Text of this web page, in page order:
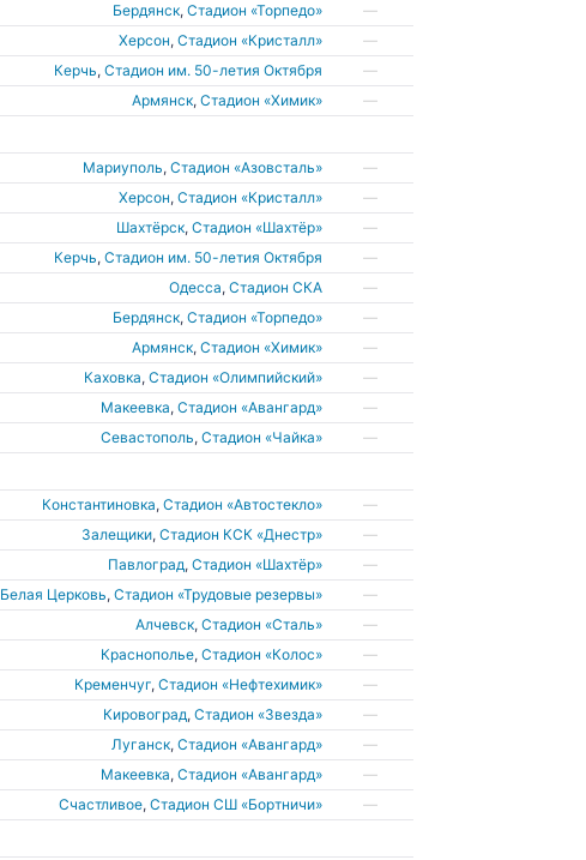
Бердянск,Стадион «Торпедо»
—
Херсон,Стадион «Кристалл»
—
Керчь,Стадион им. 50-летия Октября
—
Армянск,Стадион «Химик» —
Мариуполь,Стадион «Азовсталь»
—
Херсон,Стадион «Кристалл»
—
Шахтёрск,Стадион «Шахтёр»
—
Керчь,Стадион им. 50-летия Октября
—
Одесса,Стадион СКА
—
Бердянск,Стадион «Торпедо»
—
Армянск,Стадион «Химик»
—
Каховка,Стадион «Олимпийский»
—
Макеевка,Стадион «Авангард»
—
Севастополь,Стадион «Чайка» —
Константиновка,Стадион «Автостекло»
—
Залещики,Стадион КСК «Днестр»
—
Павлоград,Стадион «Шахтёр»
—
Белая Церковь,Стадион «Трудовые резервы»
—
Алчевск,Стадион «Сталь»
—
Краснополье,Стадион «Колос»
—
Кременчуг,Стадион «Нефтехимик»
—
Кировоград,Стадион «Звезда»
—
Луганск,Стадион «Авангард»
—
Макеевка,Стадион «Авангард»
—
Счастливое,Стадион СШ «Бортничи» —